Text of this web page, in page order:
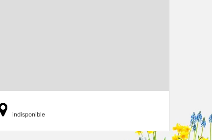
indisponible